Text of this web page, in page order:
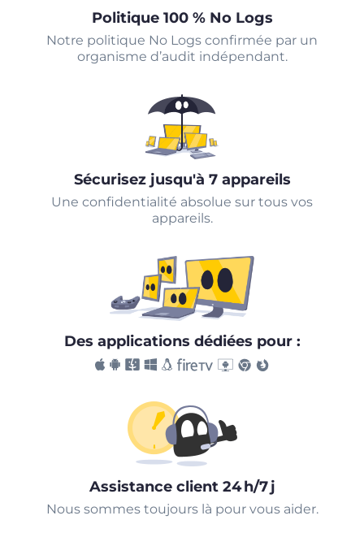
Politique 100 % No Logs
Notre politique No Logs confirmée par un
organisme d’audit indépendant.
Sécurisez jusqu'à 7 appareils
Une confidentialité absolue sur tous vos
appareils.
Des applications dédiées pour :
Assistance client 24 h/7 j
Nous sommes toujours là pour vous aider.